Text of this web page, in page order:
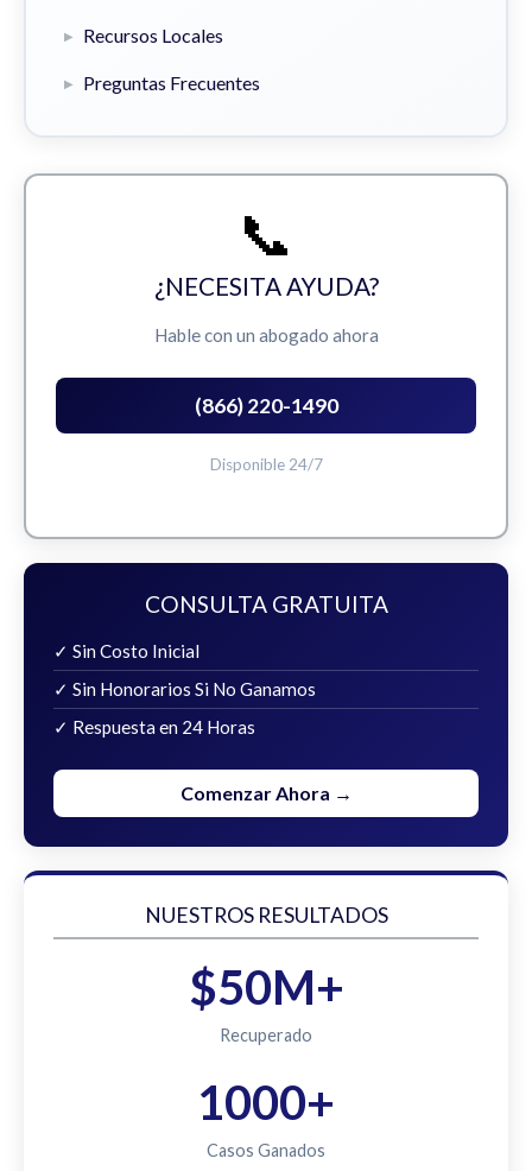
Recursos Locales
Preguntas Frecuentes
📞
¿NECESITA AYUDA?
Hable con un abogado ahora
(866) 220-1490
Disponible 24/7
CONSULTA GRATUITA
✓ Sin Costo Inicial
✓ Sin Honorarios Si No Ganamos
✓ Respuesta en 24 Horas
Comenzar Ahora →
NUESTROS RESULTADOS
$50M+
Recuperado
1000+
Casos Ganados